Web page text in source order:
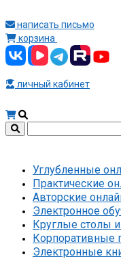
написать письмо
корзина
личный кабинет
Углубленные
Практические
Авторские
Электронное
Круглые столы
Корпоративные
Электронные